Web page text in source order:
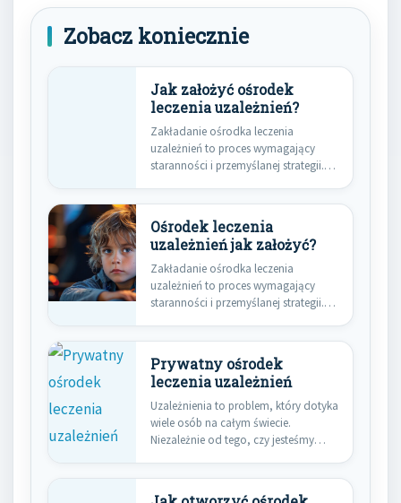
Zobacz koniecznie
Jak założyć ośrodek
leczenia uzależnień?
Zakładanie ośrodka leczenia
uzależnień to proces wymagający
staranności i przemyślanej strategii.
Ośrodek leczenia
uzależnień jak założyć?
Zakładanie ośrodka leczenia
uzależnień to proces wymagający
staranności i przemyślanej strategii.
Prywatny ośrodek
leczenia uzależnień
Uzależnienia to problem, który dotyka
wiele osób na całym świecie.
Niezależnie od tego, czy jesteśmy…